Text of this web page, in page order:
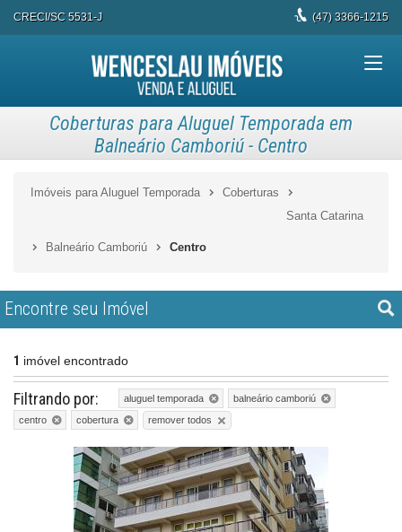
CRECI/SC 5531-J (47)3366-1215
Coberturas para Aluguel Temporada em
Balneário Camboriú - Centro
Imóveis para Aluguel Temporada
Coberturas
Santa Catarina
Balneário Camboriú Centro
Encontre seu Imóvel
1 imóvel encontrado
Filtrando por: aluguel temporada
balneário camboriú
centro
cobertura remover todos